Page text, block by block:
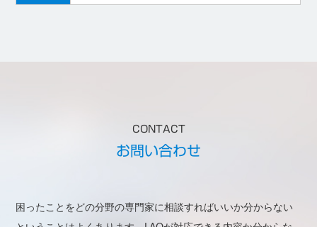
CONTACT
お問い合わせ
困ったことをどの分野の専門家に相談すればいいか分からない